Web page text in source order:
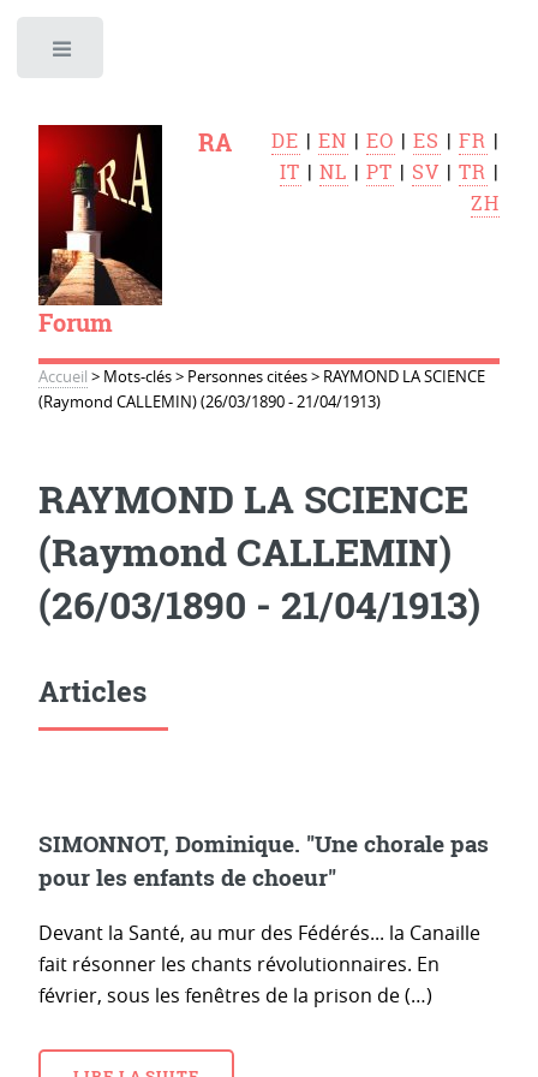
RA
Forum
DE |EN |EO |ES |FR |
IT |NL |PT | SV |TR |
ZH
Accueil > Mots-clés> Personnes citées> RAYMOND LA SCIENCE
(Raymond CALLEMIN) (26/03/1890 - 21/04/1913)
RAYMOND LA SCIENCE
(Raymond CALLEMIN)
(26/03/1890 - 21/04/1913)
Articles
SIMONNOT, Dominique. "Une chorale pas
pour les enfants de choeur"
Devant la Santé, au mur des Fédérés... la Canaille
fait résonner les chants révolutionnaires. En
février, sous les fenêtres de la prison de (…)